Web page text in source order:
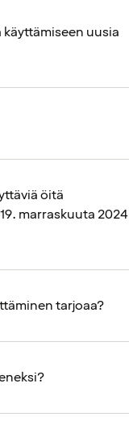
uusia
öitä
marraskuuta 2024
tarjoaa?